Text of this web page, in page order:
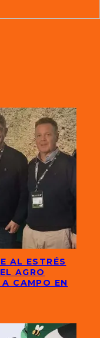
AL ESTRÉS
AGRO
CAMPO EN